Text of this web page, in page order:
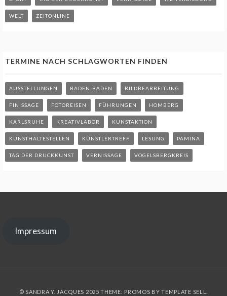
WELT ZEITONLINE
TERMINE NACH SCHLAGWORTEN FINDEN
AUSSTELLUNGEN BADEN-BADEN BILDBEARBEITUNG
FINISSAGE FOTOREISEN FÜHRUNGEN HOMBERG
KARLSRUHE KREATIVLABOR KUNSTAKTION
KUNSTHALTESTELLEN KÜNSTLERTREFF LESUNG PAMINA
TAG DER DRUCKKUNST VERNISSAGE VOGELSBERGKREIS
Impressum
© SANDRA Y. JACQUES 2025 THEME: PROMOS BYTEMPLATE SELL